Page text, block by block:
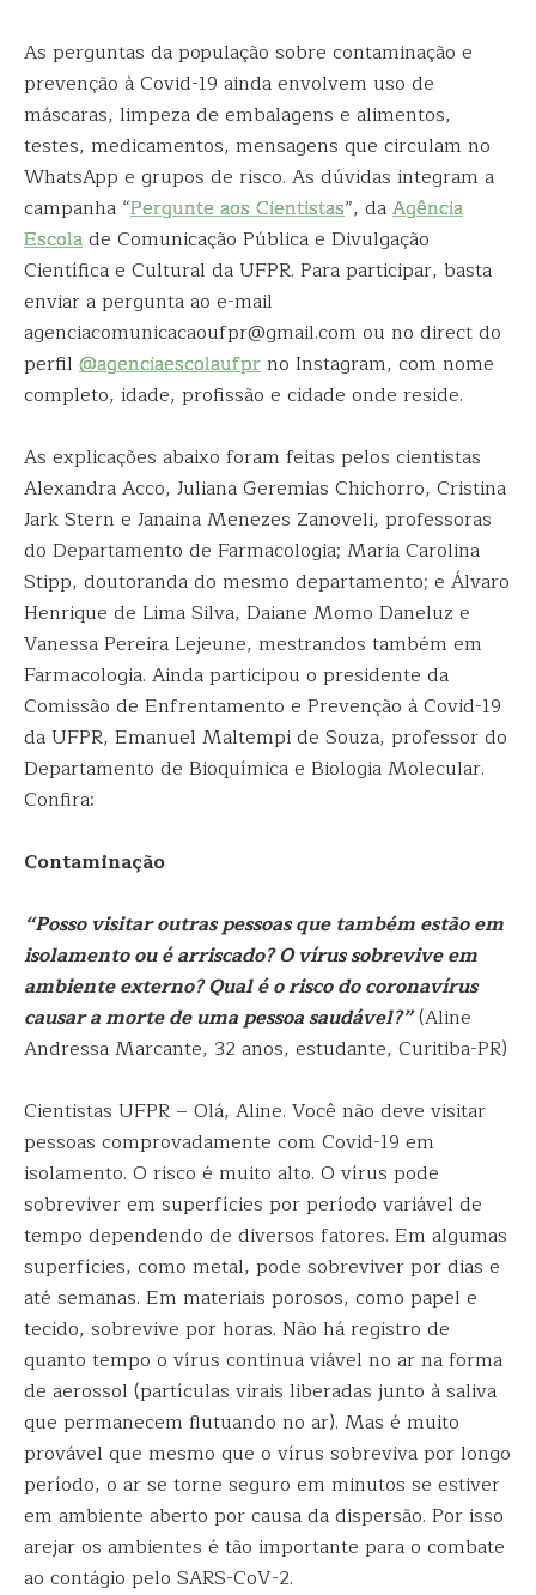
As perguntas da população sobre contaminação e
prevenção à Covid-19 ainda envolvem uso de
máscaras, limpeza de embalagens e alimentos,
testes, medicamentos, mensagens que circulam no
WhatsApp e grupos de risco. As dúvidas integram a
campanha “Pergunte aos Cientistas”, daAgência
Escolade Comunicação Pública e Divulgação
Científica e Cultural da UFPR. Para participar, basta
enviar a pergunta ao e-mail
agenciacomunicacaoufpr@gmail.com ou no direct do
perfil @agenciaescolaufprno Instagram, com nome
completo, idade, profissão e cidade onde reside.
As explicações abaixo foram feitas pelos cientistas
Alexandra Acco, Juliana Geremias Chichorro, Cristina
Jark Stern e Janaina Menezes Zanoveli, professoras
do Departamento de Farmacologia; Maria Carolina
Stipp, doutoranda do mesmo departamento; e Álvaro
Henrique de Lima Silva, Daiane Momo Daneluz e
Vanessa Pereira Lejeune, mestrandos também em
Farmacologia. Ainda participou o presidente da
Comissão de Enfrentamento e Prevenção à Covid-19
da UFPR, Emanuel Maltempi de Souza, professor do
Departamento de Bioquímica e Biologia Molecular.
Confira:
Contaminação
“Posso visitar outras pessoas que também estão em
isolamento ou é arriscado? O vírus sobrevive em
ambiente externo? Qual é o risco do coronavírus
causar a morte de uma pessoa saudável?”(Aline
Andressa Marcante, 32 anos, estudante, Curitiba-PR)
Cientistas UFPR – Olá, Aline. Você não deve visitar
pessoas comprovadamente com Covid-19 em
isolamento. O risco é muito alto. O vírus pode
sobreviver em superfícies por período variável de
tempo dependendo de diversos fatores. Em algumas
superfícies, como metal, pode sobreviver por dias e
até semanas. Em materiais porosos, como papel e
tecido, sobrevive por horas. Não há registro de
quanto tempo o vírus continua viável no ar na forma
de aerossol (partículas virais liberadas junto à saliva
que permanecem flutuando no ar). Mas é muito
provável que mesmo que o vírus sobreviva por longo
período, o ar se torne seguro em minutos se estiver
em ambiente aberto por causa da dispersão. Por isso
arejar os ambientes é tão importante para o combate
ao contágio pelo SARS-CoV-2.